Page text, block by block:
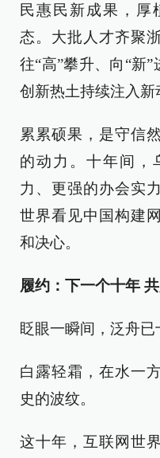
民惠民新成果，厚
态。大批人才齐聚
往“高”攀升、向“新
创新热土持续注入新
累累硕果，是守信
的动力。十年间，
力、更强的办会实
世界看见中国构建
和决心。
履约：下一个十年
眨眼一瞬间，泛舟已
白露轻霜，在水一
史的波纹。
这十年，互联网世